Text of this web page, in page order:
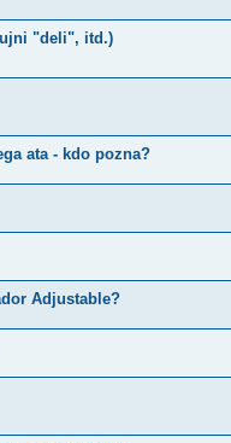
"deli", itd.)
ata - kdo pozna?
Adjustable?